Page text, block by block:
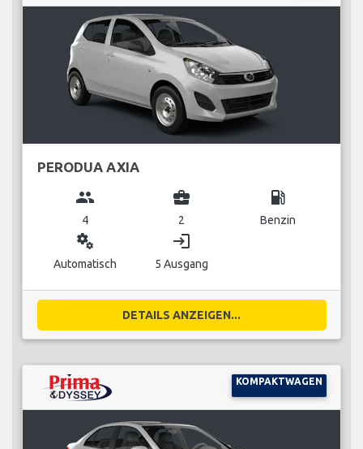
PERODUA AXIA
group
4
business_center
2
local_gas_station
Benzin
miscellaneous_services
Automatisch
login
5 Ausgang
DETAILS ANZEIGEN...
KOMPAKTWAGEN